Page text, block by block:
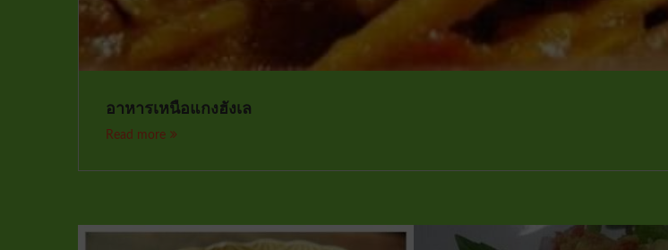
อาหารเหนือแกงฮังเล
Read more